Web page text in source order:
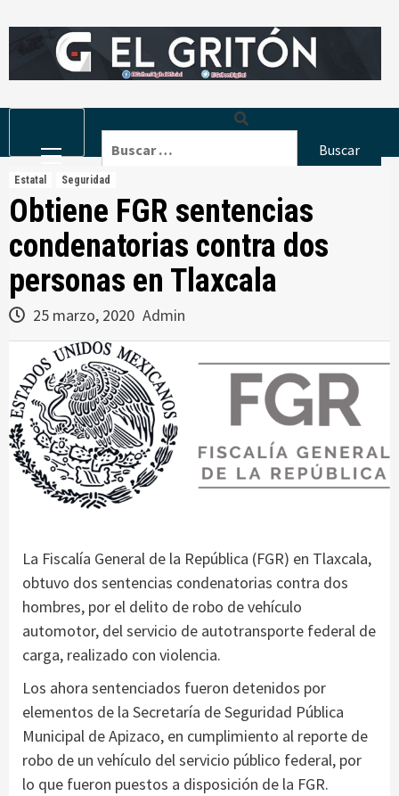
to
Menu
Estatal Seguridad
Obtiene FGR sentencias
condenatorias contra dos
personas en Tlaxcala
25 marzo, 2020 Admin
La Fiscalía General de la República (FGR) en Tlaxcala,
obtuvo dos sentencias condenatorias contra dos
hombres, por el delito de robo de vehículo
automotor, del servicio de autotransporte federal de
carga, realizado con violencia.
Los ahora sentenciados fueron detenidos por
elementos de la Secretaría de Seguridad Pública
Municipal de Apizaco, en cumplimiento al reporte de
robo de un vehículo del servicio público federal, por
lo que fueron puestos a disposición de la FGR.